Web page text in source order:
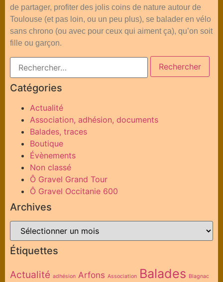
de partager, profiter des jolis coins de nature autour de
Toulouse (et pas loin, ou un peu plus), se balader en vélo
sans chrono (ou avec pour ceux qui aiment ça), qu’on soit
fille ou garçon.
Catégories
Actualité
Association, adhésion, documents
Balades, traces
Boutique
Évènements
Non classé
Ô Gravel Grand Tour
Ô Gravel Occitanie 600
Archives
Étiquettes
Actualité adhésion Arfons Association Balades Blagnac